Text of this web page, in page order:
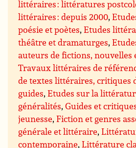
littéraires : littératures
littéraires : depuis 2000,
poésie et poètes,Etudes
théâtre et dramaturges,
auteurs de fictions, nouvelles
Travaux littéraires de
de textes littéraires, critiques
guides,Etudes sur la
généralités,Guides et
jeunesse,Fiction et genres
générale et littéraire,
contemporaine,Littérature